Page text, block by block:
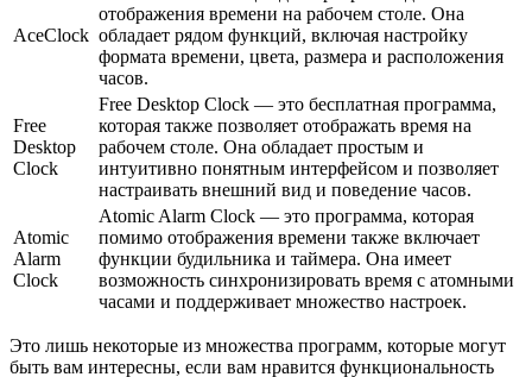
AceClock
отображения времени на рабочем столе. Она
обладает рядом функций, включая настройку
формата времени, цвета, размера и расположения
часов.
Free
Desktop
Clock
Free Desktop Clock — это бесплатная программа,
которая также позволяет отображать время на
рабочем столе. Она обладает простым и
интуитивно понятным интерфейсом и позволяет
настраивать внешний вид и поведение часов.
Atomic
Alarm
Clock
Atomic Alarm Clock — это программа, которая
помимо отображения времени также включает
функции будильника и таймера. Она имеет
возможность синхронизировать время с атомными
часами и поддерживает множество настроек.
Это лишь некоторые из множества программ, которые могут
быть вам интересны, если вам нравится функциональность